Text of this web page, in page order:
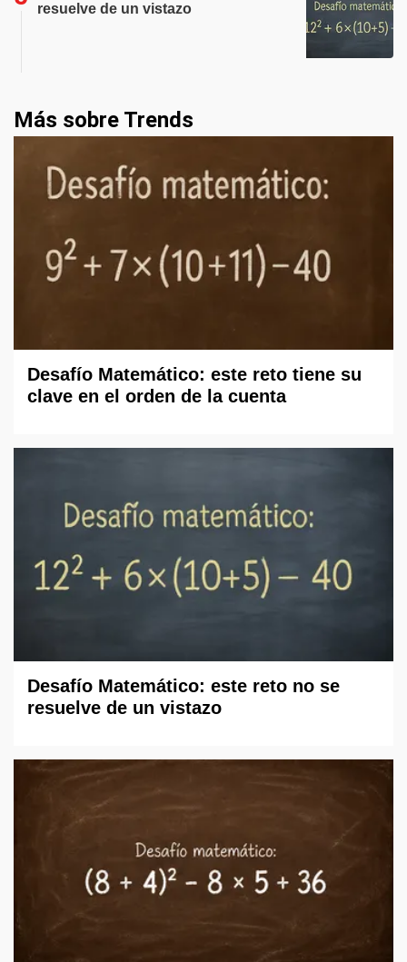
resuelve de un vistazo
Más sobre Trends
Desafío Matemático: este reto tiene su
clave en el orden de la cuenta
Desafío Matemático: este reto no se
resuelve de un vistazo